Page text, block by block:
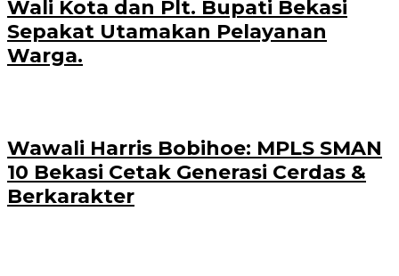
Wali Kota dan Plt. Bupati Bekasi
Sepakat Utamakan Pelayanan
Warga.
Wawali Harris Bobihoe: MPLS SMAN
10 Bekasi Cetak Generasi Cerdas &
Berkarakter